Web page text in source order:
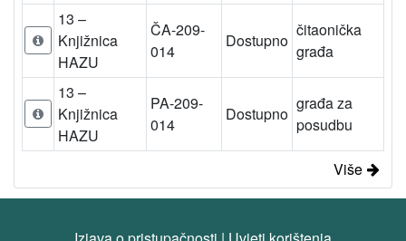
13 –
Knjižnica
HAZU
ČA-209-
014
Dostupno
čitaonička
građa
13 –
Knjižnica
HAZU
PA-209-
014
Dostupno
građa za
posudbu
Više